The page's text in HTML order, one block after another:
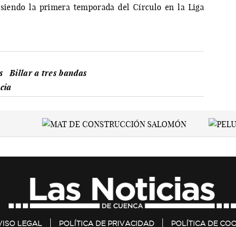
la primera temporada del Círculo en la Liga
Billar a tres bandas
LEGAL POLÍTICA DE PRIVACIDAD POLÍTICA DE